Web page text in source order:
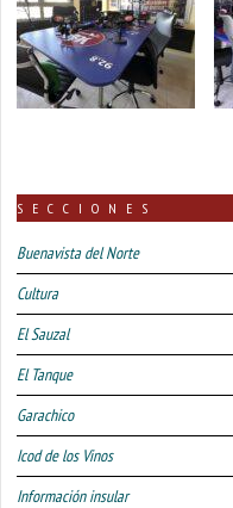
SECCIONES
Buenavista del Norte
Cultura
El Sauzal
El Tanque
Garachico
Icod de los Vinos
Información insular